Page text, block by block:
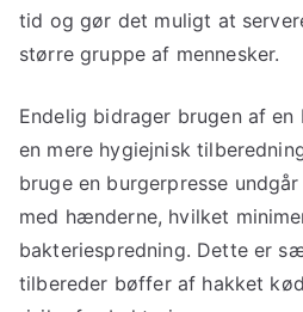
tid og gør det muligt at
større gruppe af mennesker.
Endelig bidrager brugen af
en mere hygiejnisk
bruge en burgerpresse
med hænderne, hvilket
bakteriespredning. Dette er
tilbereder bøffer af hakket